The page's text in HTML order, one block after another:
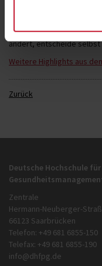
Schwerelos –
Krisenbewältigung mit
ändert, entscheide selbst
Weitere Highlights aus
Zurück
Deutsche Hochschule
Zentrale
Hermann-Neuberger-
66123 Saarbrücken
Telefon: +49 681 6855-150
Telefax: +49 681 6855-190
info@dhfpg.de